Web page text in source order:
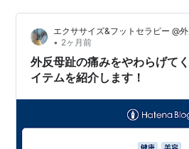
くれそうな サポーターです。イン
う。 試行錯誤していきます！！
エクササイズ&フットセラピー @
• 2ヶ月前
外反母趾の痛みをやわらげ
イテムを紹介します！